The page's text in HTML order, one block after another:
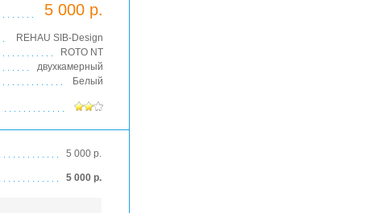
5 000 р.
REHAU SIB-Design
ROTO NT
двухкамерный
Белый
5 000 р.
5 000 р.